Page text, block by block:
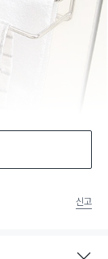
신고